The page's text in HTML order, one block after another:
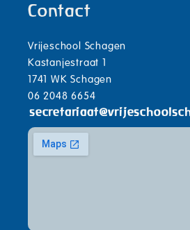
Contact
Vrijeschool Schagen
Kastanjestraat 1
1741 WK Schagen
06 2048 6654
secretariaat@